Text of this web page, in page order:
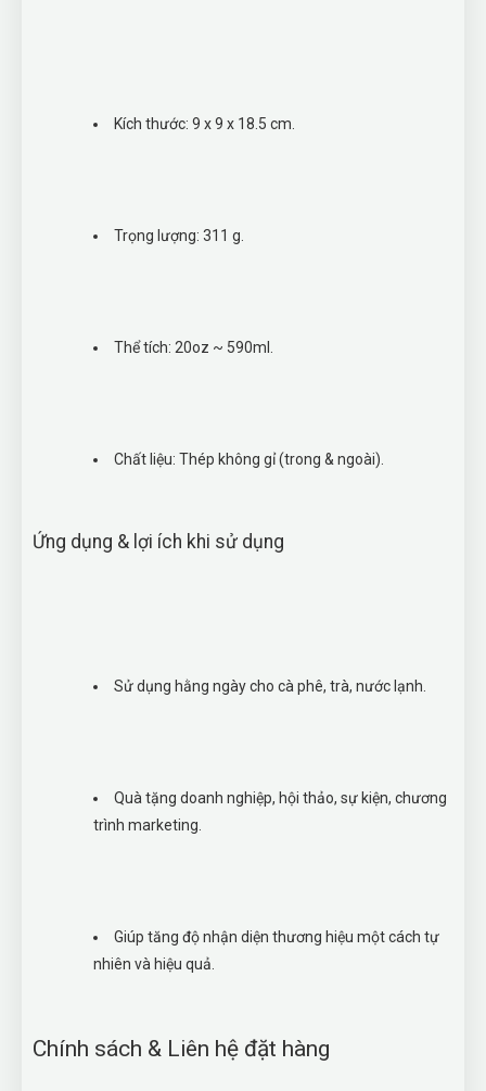
Kích thước: 9 x 9 x 18.5 cm.
Trọng lượng: 311 g.
Thể tích: 20oz ~ 590ml.
Chất liệu: Thép không gỉ (trong & ngoài).
Ứng dụng & lợi ích khi sử dụng
Sử dụng hằng ngày cho cà phê, trà, nước lạnh.
Quà tặng doanh nghiệp, hội thảo, sự kiện, chương
trình marketing.
Giúp tăng độ nhận diện thương hiệu một cách tự
nhiên và hiệu quả.
Chính sách & Liên hệ đặt hàng